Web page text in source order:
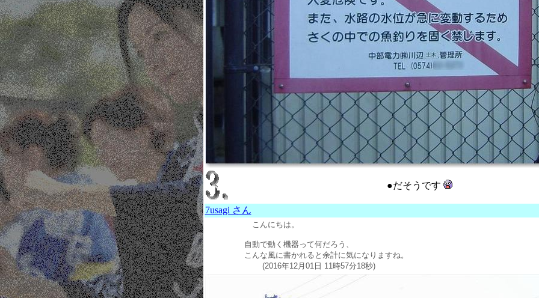
●だそうです
7usagi さん
こんにちは。
自動で動く機器って何だろう、
こんな風に書かれると余計に気になりますね。
(2016年12月01日 11時57分18秒)